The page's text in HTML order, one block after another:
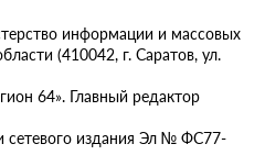
информации и массовых
(410042, г. Саратов, ул.
64». Главный редактор
сетевого издания Эл № ФС77-